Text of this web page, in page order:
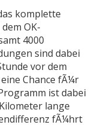
komplette
OK-
4000
sind dabei
vor dem
Chance fÃ¼r
ist dabei
lange
fÃ¼hrt